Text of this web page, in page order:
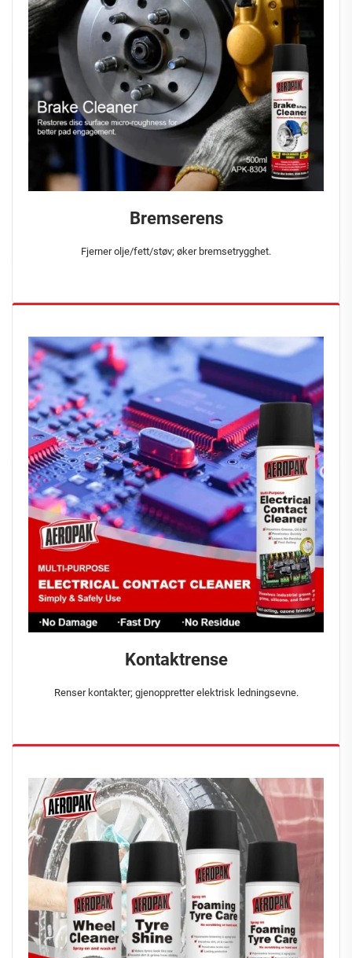
Bremserens
Fjerner olje/fett/støv; øker bremsetrygghet.
Kontaktrense
Renser kontakter; gjenoppretter elektrisk ledningsevne.